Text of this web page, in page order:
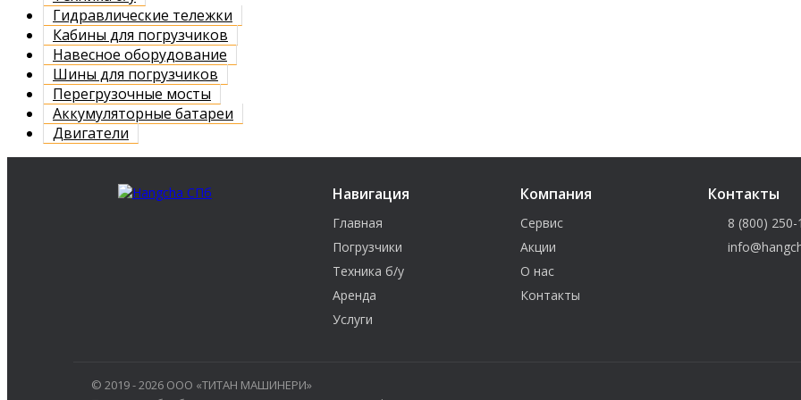
Гидравлические тележки
Кабины для погрузчиков
Навесное оборудование
Шины для погрузчиков
Перегрузочные мосты
Аккумуляторные батареи
Двигатели
Навигация
Главная
Погрузчики
Техника б/у
Аренда
Услуги
Компания
Сервис
Акции
О нас
Контакты
Контакты
8 (800) 250-
© 2019 - 2026 ООО «ТИТАН МАШИНЕРИ»